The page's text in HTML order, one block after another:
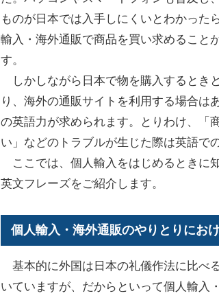
ものが日本では入手しにくいとわかった
輸入・海外通販で商品を買い求めること
す。
しかしながら日本で物を購入するとき
り、海外の通販サイトを利用する場合は
の英語力が求められます。とりわけ、「
い」などのトラブルが生じた際は英語で
ここでは、個人輸入をはじめるときに
英文フレーズをご紹介します。
個人輸入・海外通販のやりとりにお
基本的に外国は日本の礼儀作法に比べ
いていますが、だからといって個人輸入